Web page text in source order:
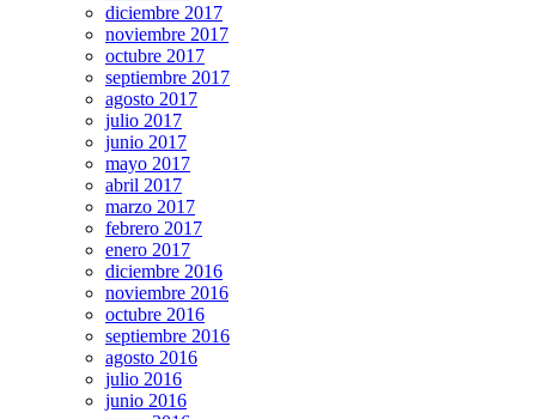
diciembre 2017
noviembre 2017
octubre 2017
septiembre 2017
agosto 2017
julio 2017
junio 2017
mayo 2017
abril 2017
marzo 2017
febrero 2017
enero 2017
diciembre 2016
noviembre 2016
octubre 2016
septiembre 2016
agosto 2016
julio 2016
junio 2016